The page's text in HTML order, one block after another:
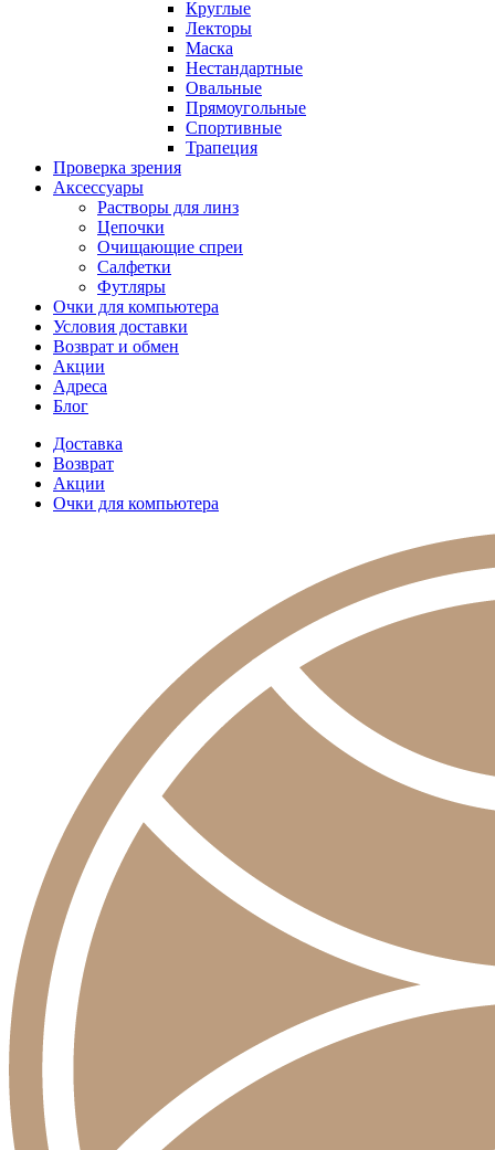
Круглые
Лекторы
Маска
Нестандартные
Овальные
Прямоугольные
Спортивные
Трапеция
Проверка зрения
Аксессуары
Растворы для линз
Цепочки
Очищающие спреи
Салфетки
Футляры
Очки для компьютера
Условия доставки
Возврат и обмен
Акции
Адреса
Блог
Доставка
Возврат
Акции
Очки для компьютера